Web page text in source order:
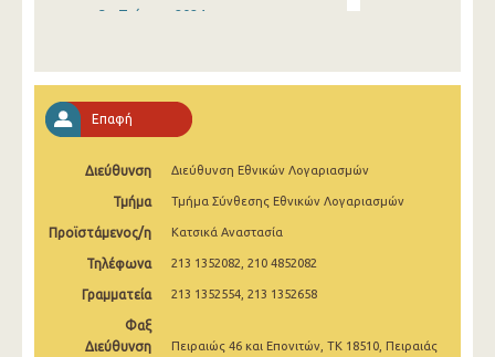
3o Τρίμηνο 2024
4o Τρίμηνο 2023
3o Τρίμηνο 2023
2o Τρίμηνο 2023
1o Τρίμηνο 2023
4o Τρίμηνο 2022
3o Τρίμηνο 2022
Επαφή
Διεύθυνση Διεύθυνση Εθνικών Λογαριασμών
Τμήμα Τμήμα Σύνθεσης Εθνικών Λογαριασμών
Προϊστάμενος/η Κατσικά Αναστασία
Τηλέφωνα 213 1352082, 210 4852082
Γραμματεία 213 1352554, 213 1352658
Φαξ
Διεύθυνση
Πειραιώς 46 και Επονιτών, ΤΚ 18510, Πειραιάς